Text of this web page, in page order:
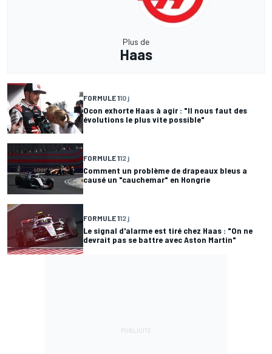
Plus de
Haas
FORMULE 110 j
Ocon exhorte Haas à agir : "Il nous faut des
évolutions le plus vite possible"
FORMULE 112 j
Comment un problème de drapeaux bleus a
causé un "cauchemar" en Hongrie
FORMULE 112 j
Le signal d'alarme est tiré chez Haas : "On ne
devrait pas se battre avec Aston Martin"